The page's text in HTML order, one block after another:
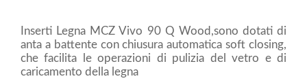
Inserti Legna MCZ Vivo 90 Q Wood,sono dotati di
anta a battente con chiusura automatica soft closing,
che facilita le operazioni di pulizia del vetro e di
caricamento della legna